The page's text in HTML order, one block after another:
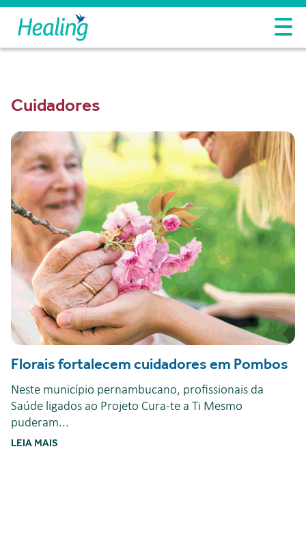
Cuidadores
Florais fortalecem cuidadores em Pombos
Neste município pernambucano, profissionais da
Saúde ligados ao Projeto Cura-te a Ti Mesmo
puderam...
LEIA MAIS